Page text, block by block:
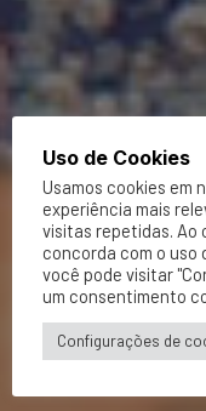
Uso de Cookies
Usamos cookies em
experiência mais
visitas repetidas. Ao
concorda com o uso
você pode visitar
um consentimento
Configurações de